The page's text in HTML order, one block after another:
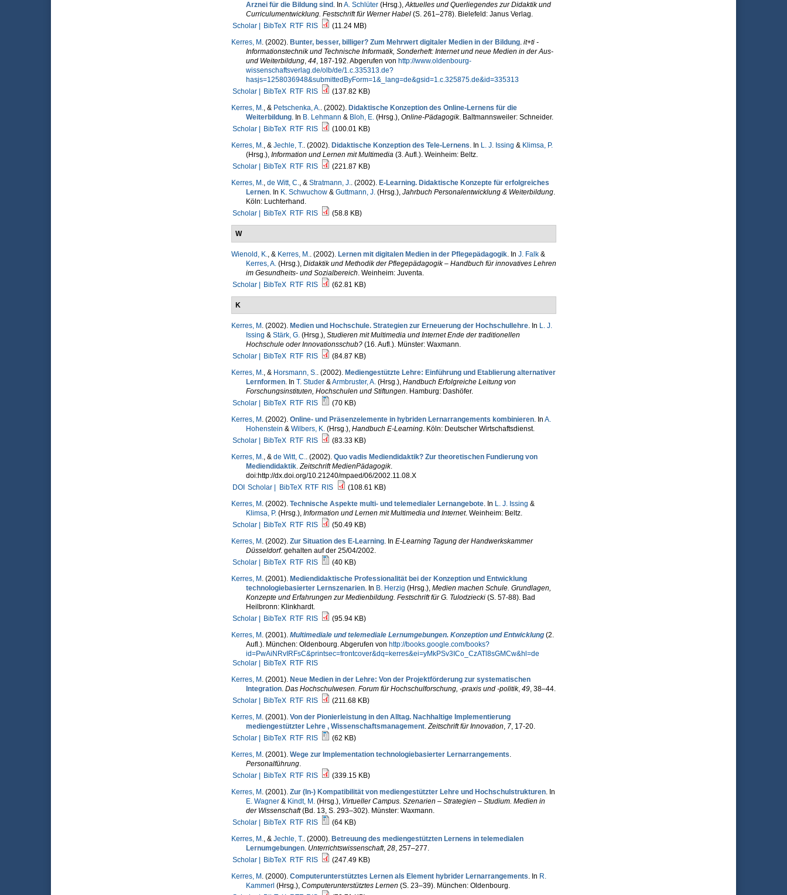
Arznei für die Bildung sind . In A. Schlüter(Hrsg.),Aktuelles und Querliegendes zur Didaktik und
Curriculumentwicklung. Festschrift für Werner Habel(S. 261–278). Bielefeld: Janus Verlag.
Scholar |
BibTeX RTF RIS
(11.24 MB)
Kerres, M . (2002). Bunter, besser, billiger? Zum Mehrwert digitaler Medien in der Bildung. it+ti -
Informationstechnik und Technische Informatik, Sonderheft: Internet und neue Medien in der Aus-
und Weiterbildung, 44, 187-192. Abgerufen von http://www.oldenbourg-
wissenschaftsverlag.de/olb/de/1.c.335313.de?
hasjs=1258036948&submittedByForm=1&_lang=de&gsid=1.c.325875.de&id=335313
Scholar |
BibTeX RTF RIS
(137.82 KB)
Kerres, M., & Petschenka, A.. (2002). Didaktische Konzeption des Online-Lernens für die
Weiterbildung. In B. Lehmann & Bloh, E.(Hrsg.), Online-Pädagogik. Baltmannsweiler: Schneider.
Scholar |
BibTeX RTF RIS
(100.01 KB)
Kerres, M., & Jechle, T.. (2002). Didaktische Konzeption des Tele-Lernens. In L. J. Issing & Klimsa, P.
(Hrsg.), Information und Lernen mit Multimedia(3. Aufl.). Weinheim: Beltz.
Scholar |
BibTeX RTF RIS
(221.87 KB)
Kerres, M., de Witt, C., & Stratmann, J.. (2002). E-Learning. Didaktische Konzepte für erfolgreiches
Lernen. In K. Schwuchow& Guttmann, J.(Hrsg.), Jahrbuch Personalentwicklung & Weiterbildung.
Köln: Luchterhand.
Scholar |
BibTeX RTF RIS (58.8 KB)
W
Wienold, K., & Kerres, M.. (2002). Lernen mit digitalen Medien in der Pflegepädagogik. In J. Falk&
Kerres, A.(Hrsg.), Didaktik und Methodik der Pflegepädagogik – Handbuch für innovatives Lehren
im Gesundheits- und Sozialbereich. Weinheim: Juventa.
Scholar |
BibTeX RTF RIS (62.81 KB)
K
Kerres, M . (2002). Medien und Hochschule. Strategien zur Erneuerung der Hochschullehre. In L. J.
Issing & Stärk, G.(Hrsg.), Studieren mit Multimedia und Internet Ende der traditionellen
Hochschule oder Innovationsschub?(16. Aufl.). Münster: Waxmann.
Scholar |
BibTeX RTF RIS
(84.87 KB)
Kerres, M., & Horsmann, S.. (2002). Mediengestützte Lehre: Einführung und Etablierung alternativer
Lernformen. In T. Studer&Armbruster, A.(Hrsg.), Handbuch Erfolgreiche Leitung von
Forschungsinstituten, Hochschulen und Stiftungen. Hamburg: Dashöfer.
Scholar |
BibTeX RTF RIS
(70 KB)
Kerres, M . (2002). Online- und Präsenzelemente in hybriden Lernarrangements kombinieren. In A.
Hohenstein & Wilbers, K.(Hrsg.), Handbuch E-Learning. Köln: Deutscher Wirtschaftsdienst.
Scholar |
BibTeX RTF RIS
(83.33 KB)
Kerres, M., & de Witt, C.. (2002). Quo vadis Mediendidaktik? Zur theoretischen Fundierung von
Mediendidaktik.Zeitschrift MedienPädagogik.
doi:http://dx.doi.org/10.21240/mpaed/06/2002.11.08.X
DOI Scholar | BibTeX RTF RIS
(108.61 KB)
Kerres, M . (2002). Technische Aspekte multi- und telemedialer Lernangebote. In L. J. Issing &
Klimsa, P.(Hrsg.), Information und Lernen mit Multimedia und Internet. Weinheim: Beltz.
Scholar |
BibTeX RTF RIS
(50.49 KB)
Kerres, M . (2002). Zur Situation des E-Learning. In E-Learning Tagung der Handwerkskammer
Düsseldorf. gehalten auf der 25/04/2002.
Scholar |
BibTeX RTF RIS
(40 KB)
Kerres, M . (2001). Mediendidaktische Professionalität bei der Konzeption und Entwicklung
technologiebasierter Lernszenarien. In B. Herzig (Hrsg.), Medien machen Schule. Grundlagen,
Konzepte und Erfahrungen zur Medienbildung. Festschrift für G. Tulodziecki(S. 57-88). Bad
Heilbronn: Klinkhardt.
Scholar |
BibTeX RTF RIS
(95.94 KB)
Kerres, M . (2001). Multimediale und telemediale Lernumgebungen. Konzeption und Entwicklung(2.
Aufl.). München: Oldenbourg. Abgerufen von http://books.google.com/books?
id=PwAiNRvIRFsC&printsec=frontcover&dq=kerres&ei=yMkPSv3ICo_CzATl8sGMCw&hl=de
Scholar |
BibTeX RTF RIS
Kerres, M . (2001). Neue Medien in der Lehre: Von der Projektförderung zur systematischen
Integration. Das Hochschulwesen. Forum für Hochschulforschung, -praxis und -politik, 49, 38–44.
Scholar |
BibTeX RTF RIS
(211.68 KB)
Kerres, M . (2001). Von der Pionierleistung in den Alltag. Nachhaltige Implementierung
mediengestützter Lehre , Wissenschaftsmanagement.Zeitschrift für Innovation, 7, 17-20.
Scholar |
BibTeX RTF RIS
(62 KB)
Kerres, M . (2001). Wege zur Implementation technologiebasierter Lernarrangements.
Personalführung.
Scholar |
BibTeX RTF RIS
(339.15 KB)
Kerres, M . (2001). Zur (In-) Kompatibilität von mediengestützter Lehre und Hochschulstrukturen. In
E. Wagner& Kindt, M.(Hrsg.), Virtueller Campus. Szenarien – Strategien – Studium. Medien in
der Wissenschaft(Bd. 13, S. 293–302). Münster: Waxmann.
Scholar |
BibTeX RTF RIS
(64 KB)
Kerres, M., & Jechle, T.. (2000). Betreuung des mediengestützten Lernens in telemedialen
Lernumgebungen. Unterrichtswissenschaft, 28, 257–277.
Scholar |
BibTeX RTF RIS
(247.49 KB)
Kerres, M . (2000). Computerunterstütztes Lernen als Element hybrider Lernarrangements. In R.
Kammerl (Hrsg.), Computerunterstütztes Lernen (S. 23–39). München: Oldenbourg.